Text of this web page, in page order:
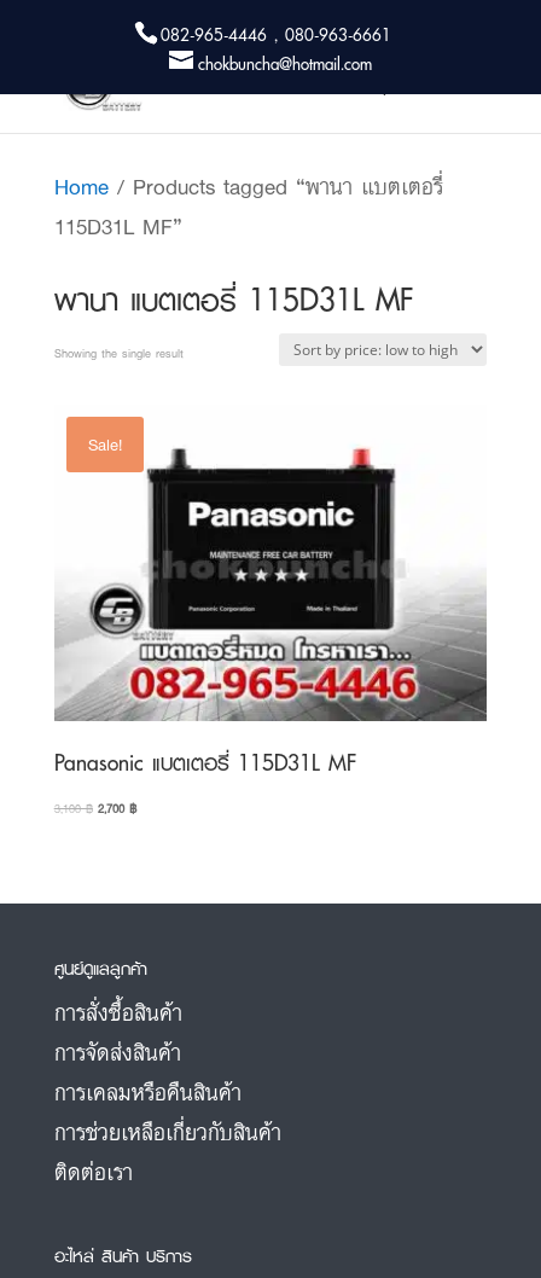
082-965-4446 , 080-963-6661
chokbuncha@hotmail.com
Home/ Products tagged “พานา แบตเตอรี่
115D31L MF”
พานา แบตเตอรี่ 115D31L MF
Showing the single result
Sale!
Panasonic แบตเตอรี่ 115D31L MF
3,100฿ Original
2,700฿Current
ศูนย์ดูแลลูกค้า
การสั่งซื้อสินค้า
การจัดส่งสินค้า
การเคลมหรือคืนสินค้า
การช่วยเหลือเกี่ยวกับสินค้า
ติดต่อเรา
อะไหล่ สินค้า บริการ